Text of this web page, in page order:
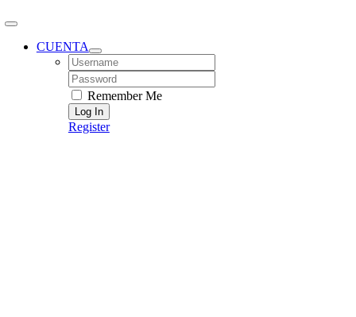
CUENTA
Username:
Password:
Remember Me
Register